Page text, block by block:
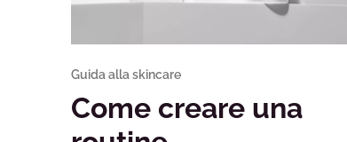
Guida alla skincare
Come creare una